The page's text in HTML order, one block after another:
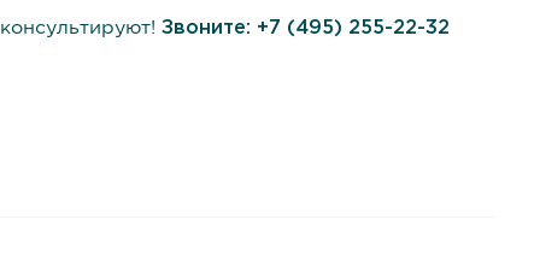
Звоните: +7 (495) 255-22-32